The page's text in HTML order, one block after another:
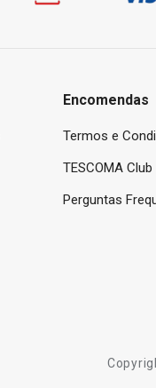
Encomendas
Termos e
TESCOMA Club
Perguntas